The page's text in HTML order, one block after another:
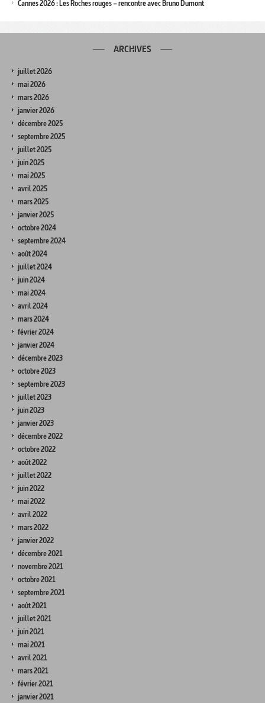
Cannes 2026 : Les Roches rouges – rencontre avec Bruno Dumont
ARCHIVES
juillet 2026
mai 2026
mars 2026
janvier 2026
décembre 2025
septembre 2025
juillet 2025
juin 2025
mai 2025
avril 2025
mars 2025
janvier 2025
octobre 2024
septembre 2024
août 2024
juillet 2024
juin 2024
mai 2024
avril 2024
mars 2024
février 2024
janvier 2024
décembre 2023
octobre 2023
septembre 2023
juillet 2023
juin 2023
janvier 2023
décembre 2022
octobre 2022
août 2022
juillet 2022
juin 2022
mai 2022
avril 2022
mars 2022
janvier 2022
décembre 2021
novembre 2021
octobre 2021
septembre 2021
août 2021
juillet 2021
juin 2021
mai 2021
avril 2021
mars 2021
février 2021
janvier 2021